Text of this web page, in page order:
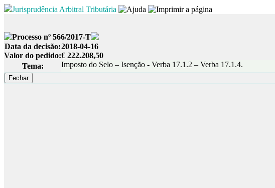
Jurisprudência Arbitral Tributária
Processo nº 566/2017-T
Data da decisão:2018-04-16
Valor do pedido:€ 222.208,50
Tema:
Imposto do Selo – Isenção - Verba 17.1.2 – Verba 17.1.4.